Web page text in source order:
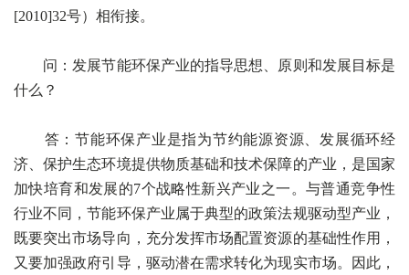
[2010]32号）相衔接。
问：发展节能环保产业的指导思想、原则和发展目标是
什么？
答：节能环保产业是指为节约能源资源、发展循环经
济、保护生态环境提供物质基础和技术保障的产业，是国家
加快培育和发展的7个战略性新兴产业之一。与普通竞争性
行业不同，节能环保产业属于典型的政策法规驱动型产业，
既要突出市场导向，充分发挥市场配置资源的基础性作用，
又要加强政府引导，驱动潜在需求转化为现实市场。因此，